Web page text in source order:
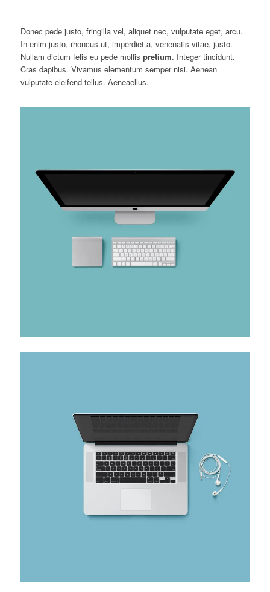
Donec pede justo, fringilla vel, aliquet nec, vulputate eget, arcu.
In enim justo, rhoncus ut, imperdiet a, venenatis vitae, justo.
Nullam dictum felis eu pede mollis pretium. Integer tincidunt.
Cras dapibus. Vivamus elementum semper nisi. Aenean
vulputate eleifend tellus. Aeneaellus.